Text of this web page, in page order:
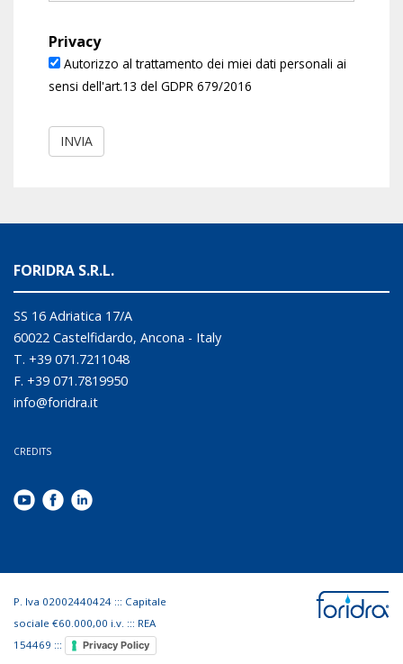
Privacy
Autorizzo al trattamento dei miei dati personali ai
sensi dell'art.13 del GDPR 679/2016
INVIA
FORIDRA S.R.L.
SS 16 Adriatica 17/A
60022 Castelfidardo, Ancona - Italy
T. +39 071.7211048
F. +39 071.7819950
info@foridra.it
CREDITS
P. Iva 02002440424 ::: Capitale
sociale €60.000,00 i.v. ::: REA
154469 :::
Privacy Policy